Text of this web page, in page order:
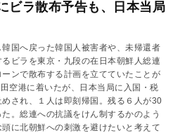
ビラ散布予告も、日本当局
国へ戻った韓国人被害者や、未帰還者
ビラを東京・九段の在日本朝鮮人総連
ンで散布する計画を立てていたことが
空港に着いたが、日本当局に入国・税
され、１人は即刻帰国。残る６人が30
。総連への抗議をけん制するかのよう
に北朝鮮への刺激を避けたいと考えて